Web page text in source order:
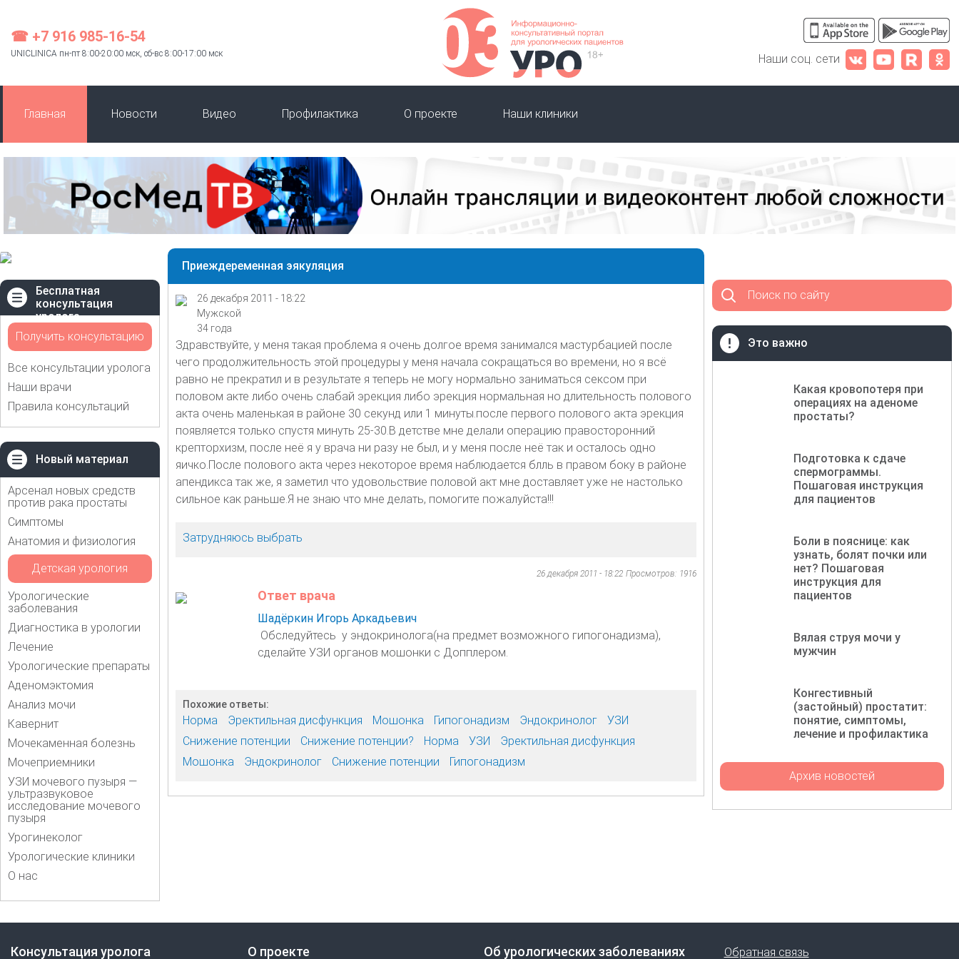
☎ +7 916 985-16-54
UNICLINICA пн-пт 8:00-20:00 мск, сб-вс 8:00-17:00 мск Наши соц. сети
Главная Новости Видео Профилактика О проекте Наши клиники
Бесплатная
консультация
уролога
Получить консультацию
Все консультации уролога
Наши врачи
Правила консультаций
Новый материал
Арсенал новых средств
против рака простаты
Симптомы
Анатомия и физиология
Детская урология
Урологические
заболевания
Диагностика в урологии
Лечение
Урологические препараты
Аденомэктомия
Анализ мочи
Кавернит
Мочекаменная болезнь
Мочеприемники
УЗИ мочевого пузыря —
ультразвуковое
исследование мочевого
пузыря
Урогинеколог
Урологические клиники
О нас
Приеждеременная эякуляция
26 декабря 2011 - 18:22
Мужской
34 года
Здравствуйте, у меня такая проблема я очень долгое время занимался мастурбацией после
чего продолжительность этой процедуры у меня начала сокращаться во времени, но я всё
равно не прекратил и в результате я теперь не могу нормально заниматься сексом при
половом акте либо очень слабай эрекция либо эрекция нормальная но длительность полового
акта очень маленькая в районе 30 секунд или 1 минуты.после первого полового акта эрекция
появляется только спустя минуть 25-30.В детстве мне делали операцию правосторонний
крепторхизм, после неё я у врача ни разу не был, и у меня после неё так и осталось одно
яичко.После полового акта через некоторое время наблюдается блль в правом боку в районе
апендикса так же, я заметил что удовольствие половой акт мне доставляет уже не настолько
сильное как раньше.Я не знаю что мне делать, помогите пожалуйста!!!
Затрудняюсь выбрать
26 декабря 2011 - 18:22 Просмотров: 1916
Ответ врача
Шадёркин Игорь Аркадьевич
Обследуйтесь у эндокринолога(на предмет возможного гипогонадизма),
сделайте УЗИ органов мошонки с Допплером.
Похожие ответы:
Норма Эректильная дисфункция Мошонка Гипогонадизм Эндокринолог
УЗИ
Снижение потенции
Снижение потенции? Норма УЗИ
Эректильная дисфункция
Мошонка
Эндокринолог Снижение потенции Гипогонадизм
Поиск по сайту
Это важно
Какая кровопотеря при
операциях на аденоме
простаты?
Подготовка к сдаче
спермограммы.
Пошаговая инструкция
для пациентов
Боли в пояснице: как
узнать, болят почки или
нет? Пошаговая
инструкция для
пациентов
Вялая струя мочи у
мужчин
Конгестивный
(застойный) простатит:
понятие, симптомы,
лечение и профилактика
Архив новостей
Консультация уролога О проекте Об урологических заболеваниях Обратная связь